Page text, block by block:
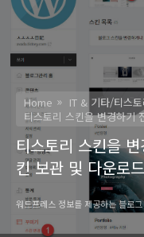
Home
IT & 기타/티스
티스토리 스킨을 변경하기
티스토리 스킨을
킨 보관 및 다운로드
워드프레스 정보를 제공하는 블로